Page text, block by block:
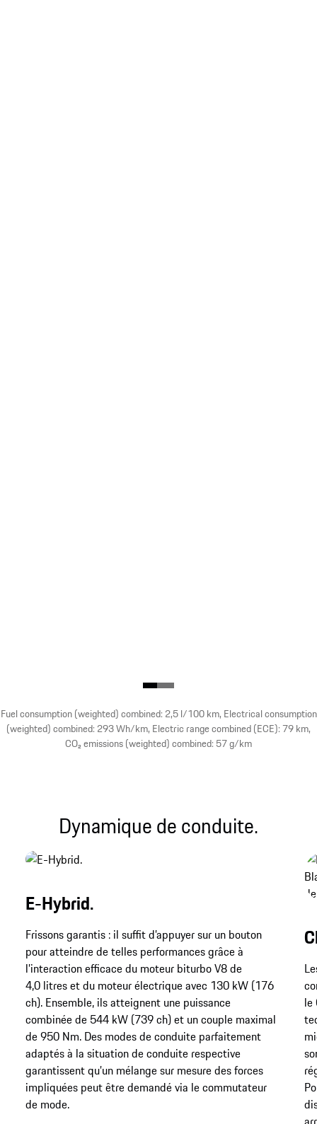
Fuel consumption (weighted) combined: 2,5 l/100 km, Electrical consumption
(weighted) combined: 293 Wh/km, Electric range combined (ECE): 79 km,
CO₂ emissions (weighted) combined: 57 g/km
Dynamique de conduite.
E-Hybrid.
Frissons garantis : il suffit d’appuyer sur un bouton
pour atteindre de telles performances grâce à
l’interaction efficace du moteur biturbo V8 de
4,0 litres et du moteur électrique avec 130 kW (176
ch). Ensemble, ils atteignent une puissance
combinée de 544 kW (739 ch) et un couple maximal
de 950 Nm. Des modes de conduite parfaitement
adaptés à la situation de conduite respective
garantissent qu’un mélange sur mesure des forces
impliquées peut être demandé via le commutateur
de mode.
le